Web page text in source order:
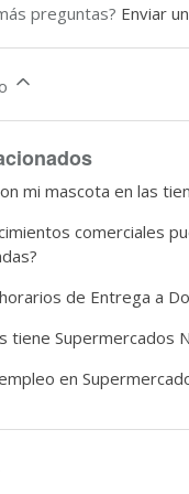
preguntas? Enviar
mi mascota en las
comerciales
de Entrega a
tiene Supermercados
en